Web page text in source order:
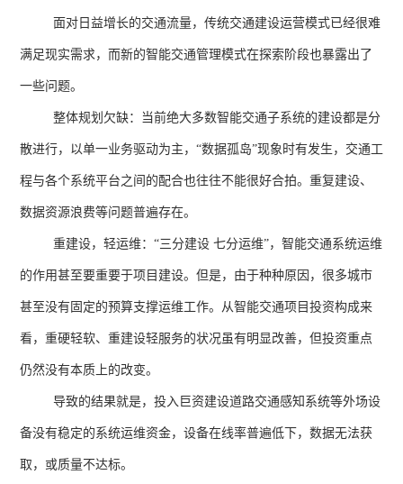
面对日益增长的交通流量，传统交通建设运营模式已经很难
满足现实需求，而新的智能交通管理模式在探索阶段也暴露出了
一些问题。
整体规划欠缺：当前绝大多数智能交通子系统的建设都是分
散进行，以单一业务驱动为主，“数据孤岛”现象时有发生，交通工
程与各个系统平台之间的配合也往往不能很好合拍。重复建设、
数据资源浪费等问题普遍存在。
重建设，轻运维：“三分建设 七分运维”，智能交通系统运维
的作用甚至要重要于项目建设。但是，由于种种原因，很多城市
甚至没有固定的预算支撑运维工作。从智能交通项目投资构成来
看，重硬轻软、重建设轻服务的状况虽有明显改善，但投资重点
仍然没有本质上的改变。
导致的结果就是，投入巨资建设道路交通感知系统等外场设
备没有稳定的系统运维资金，设备在线率普遍低下，数据无法获
取，或质量不达标。